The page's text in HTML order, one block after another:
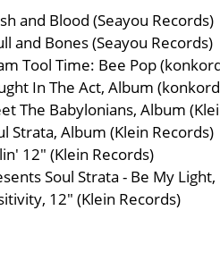
and Blood (Seayou Records)
and Bones (Seayou Records)
Tool Time: Bee Pop
In The Act, Album
The Babylonians, Album
Strata, Album (Klein Records)
12" (Klein Records)
Soul Strata - Be My
12" (Klein Records)